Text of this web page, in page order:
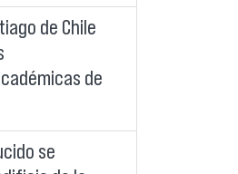
de Chile
de
se